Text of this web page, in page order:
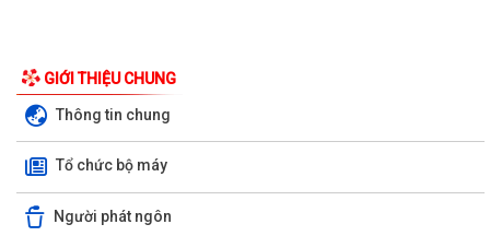
GIỚI THIỆU CHUNG
Thông tin chung
Tổ chức bộ máy
Người phát ngôn